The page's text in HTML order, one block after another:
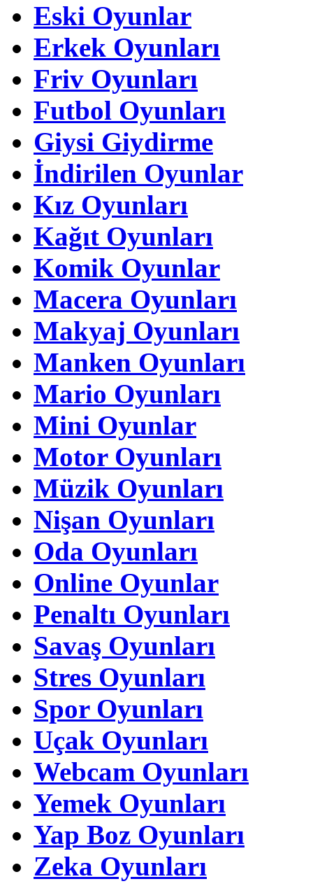
Eski Oyunlar
Erkek Oyunları
Friv Oyunları
Futbol Oyunları
Giysi Giydirme
İndirilen Oyunlar
Kız Oyunları
Kağıt Oyunları
Komik Oyunlar
Macera Oyunları
Makyaj Oyunları
Manken Oyunları
Mario Oyunları
Mini Oyunlar
Motor Oyunları
Müzik Oyunları
Nişan Oyunları
Oda Oyunları
Online Oyunlar
Penaltı Oyunları
Savaş Oyunları
Stres Oyunları
Spor Oyunları
Uçak Oyunları
Webcam Oyunları
Yemek Oyunları
Yap Boz Oyunları
Zeka Oyunları